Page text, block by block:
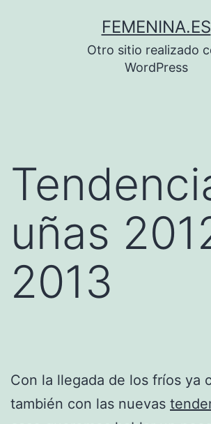
FEMENINA.ES
Otro sitio realizado
WordPress
uñas
2013
Con la llegada de los fríos ya
también con las nuevas